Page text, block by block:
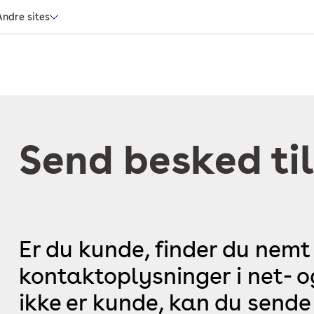
sites
Send besked
Er du kunde, finder du
kontaktoplysninger i net-
ikke er kunde, kan du